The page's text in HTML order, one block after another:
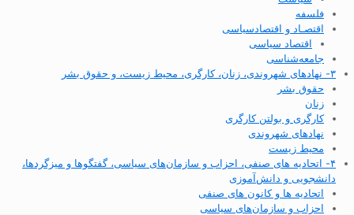
فلسفه
اقتصـاد و اقتصاد‌سیاسی
اقتصاد سیاسی
جامعه‌شناسی
۳- نهادهای شهروندی، زنان، کارگری، محیط زیست، و حقوق بشر
حقوق بشر
زنان
کارگری و بولتن کارگری
نهادهای شهروندی
محیط زیست
۴- اتحادیه های صنفی، احزاب و سازمان‌های سیاسی، گفتگوها و میزگردها،
دانشجویی و دانش‌آموزی
اتحادیه ها و کانون های صنفی
احزاب و سازمان‌های سیاسی